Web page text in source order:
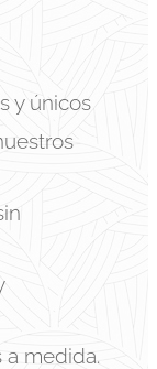
y únicos
a medida.